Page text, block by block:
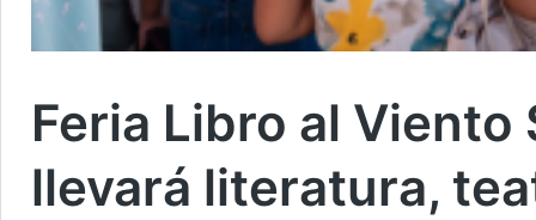
Feria Libro al
llevará literatura,